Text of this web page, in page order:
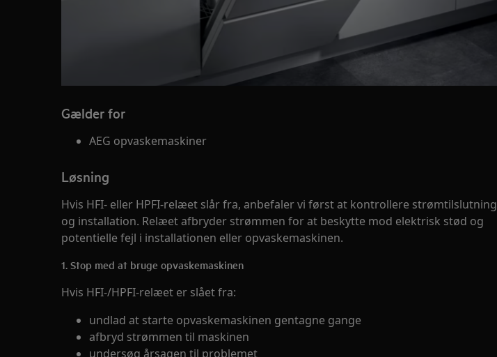
Gælder for
AEG opvaskemaskiner
Løsning
Hvis HFI- eller HPFI-relæet slår fra, anbefaler vi først at kontrollere strømtilslutning
og installation. Relæet afbryder strømmen for at beskytte mod elektrisk stød og
potentielle fejl i installationen eller opvaskemaskinen.
1. Stop med at bruge opvaskemaskinen
Hvis HFI-/HPFI-relæet er slået fra:
undlad at starte opvaskemaskinen gentagne gange
afbryd strømmen til maskinen
undersøg årsagen til problemet